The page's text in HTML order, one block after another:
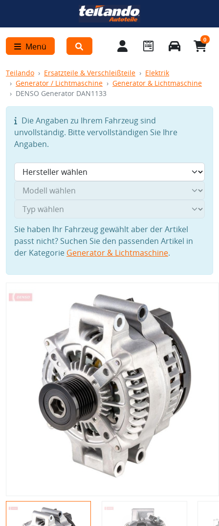
Menü
0
Teilando Ersatzteile & Verschleißteile
Elektrik
Generator / Lichtmaschine
Generator & Lichtmaschine
DENSO Generator DAN1133
Die Angaben zu Ihrem Fahrzeug sind
unvollständig. Bitte vervollständigen Sie Ihre
Angaben.
Sie haben Ihr Fahrzeug gewählt aber der Artikel
passt nicht? Suchen Sie den passenden Artikel in
der Kategorie Generator & Lichtmaschine.